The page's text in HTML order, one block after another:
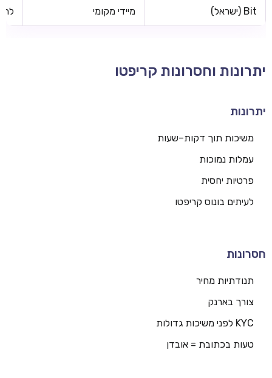
Bit (ישראל) מיידי מקומי
יתרונות וחסרונות קריפטו
יתרונות
משיכות תוך דקות–שעות
עמלות נמוכות
פרטיות יחסית
לעיתים בונוס קריפטו
חסרונות
תנודתיות מחיר
צורך בארנק
KYC לפני משיכות גדולות
טעות בכתובת = אובדן